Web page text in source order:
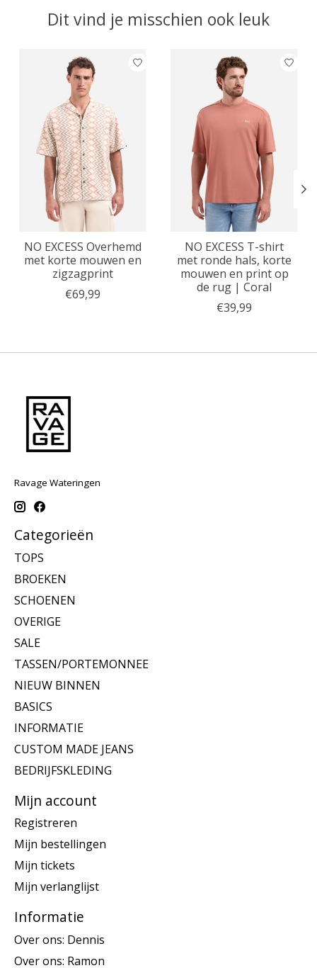
Dit vind je misschien ook leuk
Items van productcarrousel
NO EXCESS Overhemd
met korte mouwen en
zigzagprint
€69,99
NO EXCESS T-shirt
met ronde hals, korte
mouwen en print op
de rug | Coral
€39,99
Ravage Wateringen
Categorieën
TOPS
BROEKEN
SCHOENEN
OVERIGE
SALE
TASSEN/PORTEMONNEE
NIEUW BINNEN
BASICS
INFORMATIE
CUSTOM MADE JEANS
BEDRIJFSKLEDING
Mijn account
Registreren
Mijn bestellingen
Mijn tickets
Mijn verlanglijst
Informatie
Over ons: Dennis
Over ons: Ramon